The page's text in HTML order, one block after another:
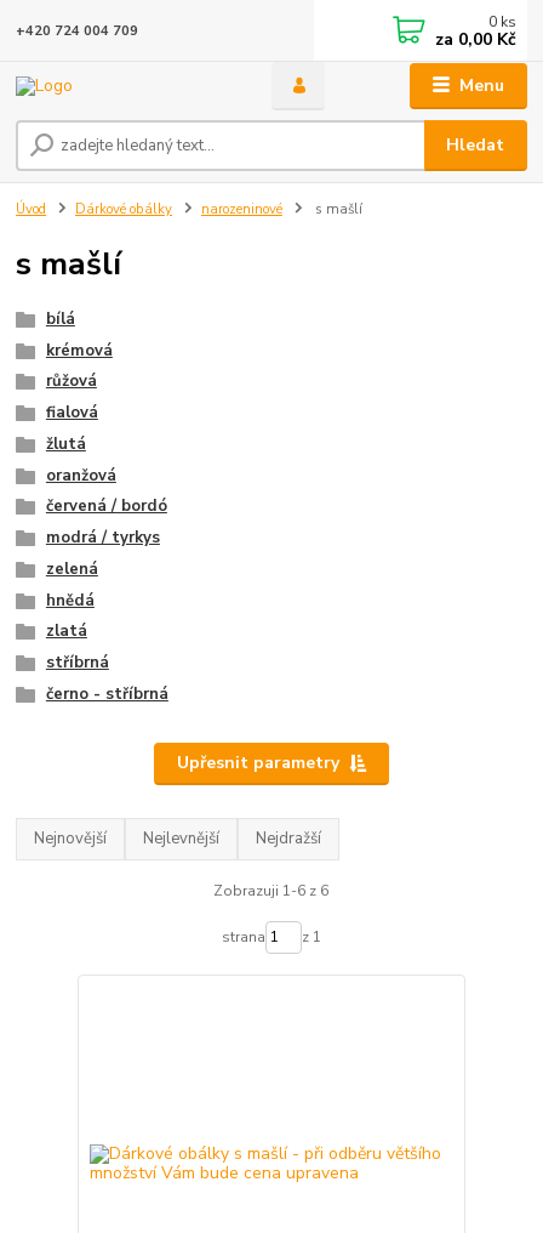
Menu
Hledat
+420 724 004 709 0 ks
za 0,00 Kč
Úvod Dárkové obálky narozeninové s mašlí
s mašlí
bílá
krémová
růžová
fialová
žlutá
oranžová
červená / bordó
modrá / tyrkys
zelená
hnědá
zlatá
stříbrná
černo - stříbrná
Upřesnit parametry
Nejnovější Nejlevnější Nejdražší
Zobrazuji 1-6 z 6
strana z 1